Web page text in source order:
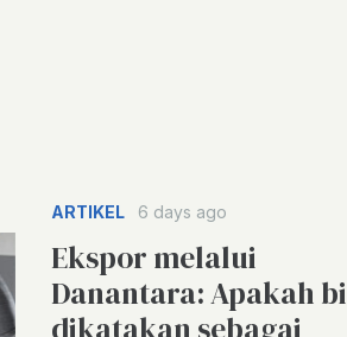
ARTIKEL 6 days ago
Ekspor melalui
Danantara: Apakah
dikatakan sebagai